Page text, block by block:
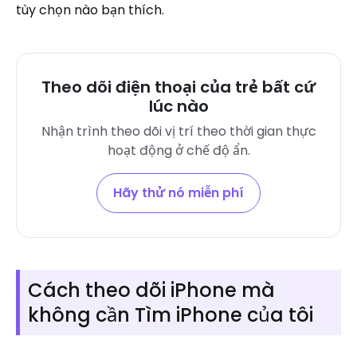
tùy chọn nào bạn thích.
Theo dõi điện thoại của trẻ bất cứ
lúc nào
Nhận trình theo dõi vị trí theo thời gian thực
hoạt động ở chế độ ẩn.
Hãy thử nó miễn phí
Cách theo dõi iPhone mà
không cần Tìm iPhone của tôi